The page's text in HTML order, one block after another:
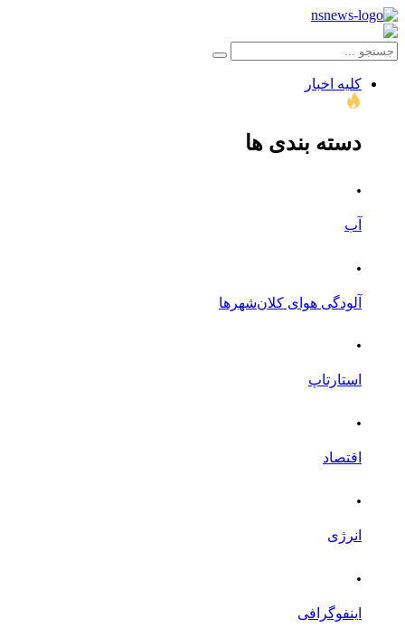
کلیه اخبار
دسته بندی ها
.
آب
.
آلودگی هوای کلان‌شهرها
.
استارتاپ
.
اقتصاد
.
انرژی
.
اینفوگرافی